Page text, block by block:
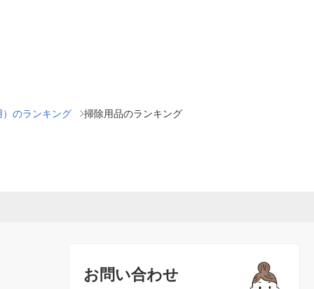
のランキング 掃除用品のランキング
お問い合わせ